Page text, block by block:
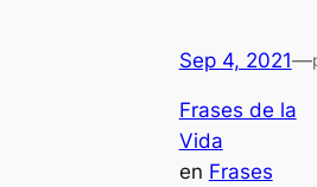
Sep 4, 2021—
Frases de la
Vida
en Frases